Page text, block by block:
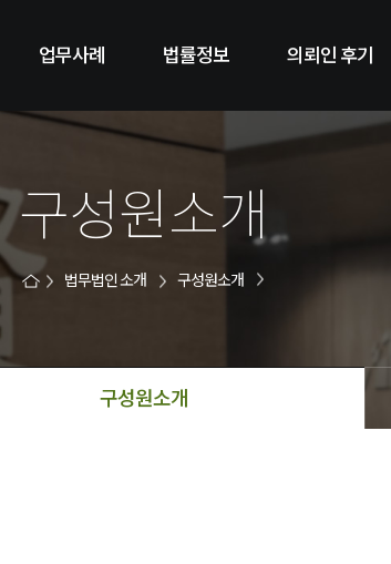
업무사례 법률정보 의뢰인 후기
구성원소개
법무법인 소개 구성원소개
구성원소개